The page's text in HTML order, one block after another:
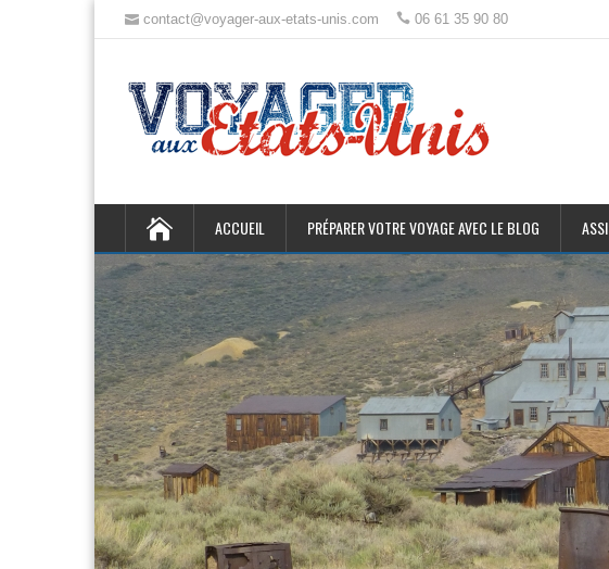
contact@voyager-aux-etats-unis.com 06 61 35 90 80
ACCUEIL PRÉPARER VOTRE VOYAGE AVEC LE BLOG